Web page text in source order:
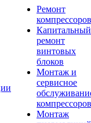
Ремонт
компрессоров
Капитальный
ремонт
винтовых
блоков
Монтаж и
сервисное
компрессоров
Монтаж